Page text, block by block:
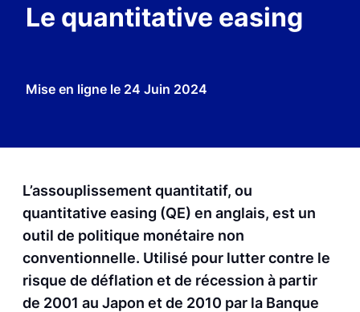
Le quantitative easing
Mise en ligne le 24 Juin 2024
L’assouplissement quantitatif, ou
quantitative easing (QE) en anglais, est un
outil de politique monétaire non
conventionnelle. Utilisé pour lutter contre le
risque de déflation et de récession à partir
de 2001 au Japon et de 2010 par la Banque